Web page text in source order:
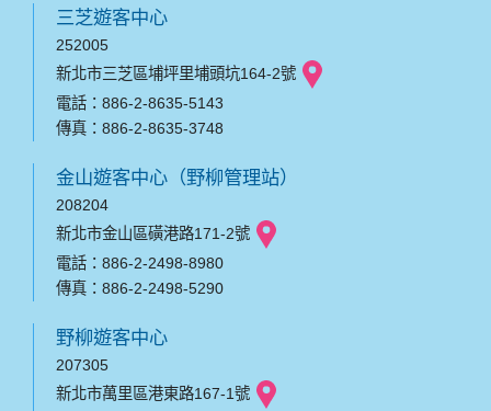
三芝遊客中心
252005
新北市三芝區埔坪里埔頭坑164-2號
電話：886-2-8635-5143
傳真：886-2-8635-3748
金山遊客中心（野柳管理站）
208204
新北市金山區磺港路171-2號
電話：886-2-2498-8980
傳真：886-2-2498-5290
野柳遊客中心
207305
新北市萬里區港東路167-1號